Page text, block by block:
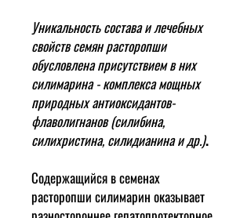
Уникальность состава и лечебных
свойств семян расторопши
обусловлена присутствием в них
силимарина - комплекса мощных
природных антиоксидантов-
флаволигнанов (силибина,
силихристина, силидианина и др.).
Содержащийся в семенах
расторопши силимарин оказывает